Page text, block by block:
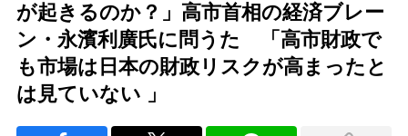
が起きるのか？」高市首相の経済ブレー
ン・永濱利廣氏に問うた 「高市財政で
も市場は日本の財政リスクが高まったと
は見ていない 」